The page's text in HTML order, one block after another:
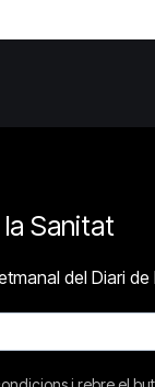
la Sanitat
del Diari de